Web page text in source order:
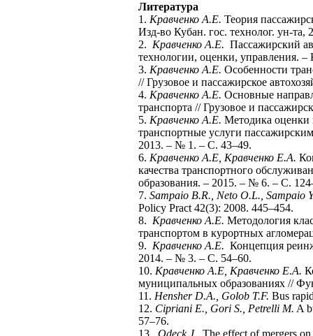
Литература
1. Кравченко А.Е. Теория
Изд-во Кубан. гос. технолог. ун-та,
2. Кравченко А.Е. Пассажирский
технологии, оценки, управления. –
3. Кравченко А.Е. Особенности
// Грузовое и пассажирское
4. Кравченко А.Е. Основные
транспорта // Грузовое и
5. Кравченко А.Е. Методика оценки
транспортные услуги
2013. – № 1. – С. 43–49.
6. Кравченко А.Е, Кравченко Е.А.
качества транспортного
образования. – 2015. – № 6. – С.
7. Sampaio B.R., Neto O.L., Sampaio
Policy Pract 42(3): 2008. 445–454.
8. Кравченко А.Е. Методология
транспортом в курортных
9. Кравченко А.Е. Концепция
2014. – № 3. – С. 54–60.
10. Кравченко А.Е, Кравченко Е.А.
муниципальных образованиях //
11. Hensher D.A., Golob T.F. Bus
12. Cipriani E., Gori S., Petrelli M. A
57–76.